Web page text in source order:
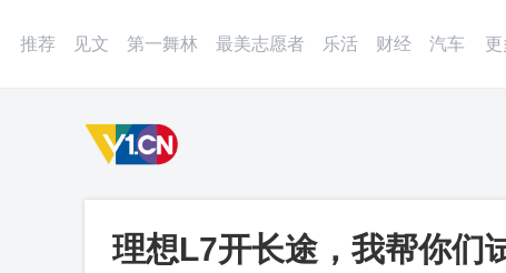
推荐 见文 第一舞林 最美志愿者 乐活 财经 汽车 更
理想L7开长途，我帮你